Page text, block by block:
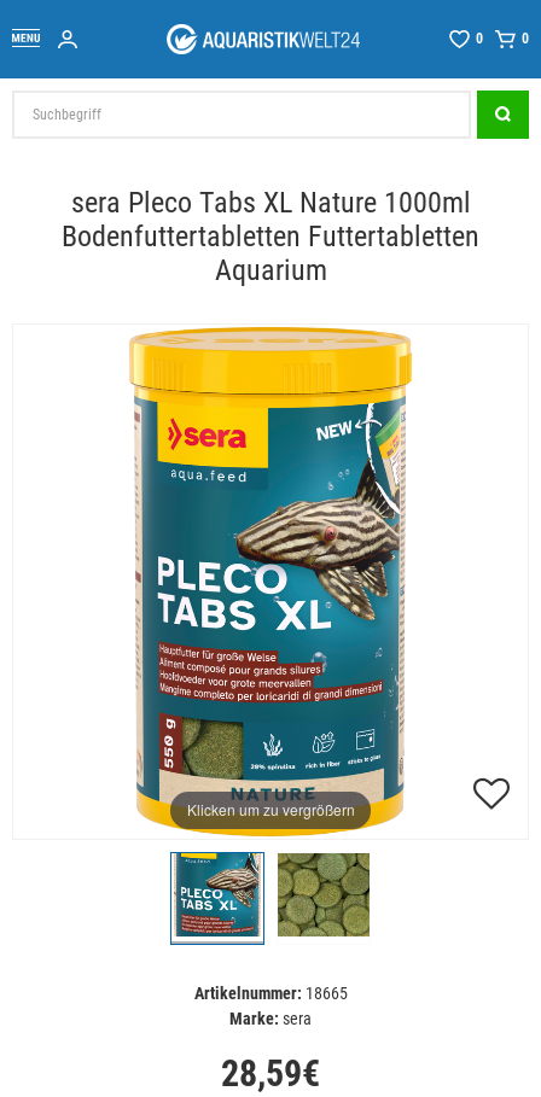
0 0
sera Pleco Tabs XL Nature 1000ml
Bodenfuttertabletten Futtertabletten
Aquarium
Klicken um zu vergrößern
Artikelnummer: 18665
Marke: sera
28,59€